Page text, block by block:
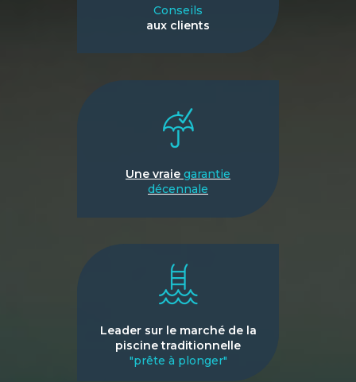
Conseils
aux clients
Une vraie garantie
décennale
Leader sur le marché de la
piscine traditionnelle
"prête à plonger"